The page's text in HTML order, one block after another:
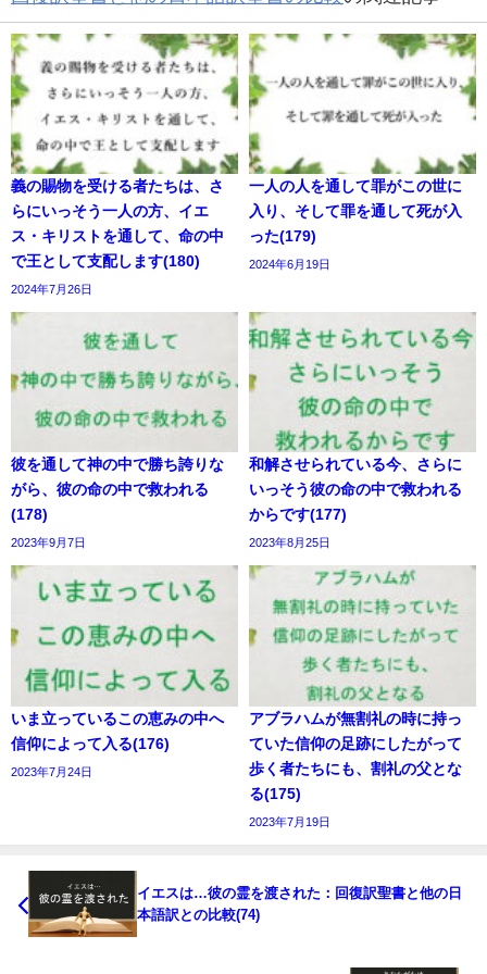
義の賜物を受ける者たちは、さ
らにいっそう一人の方、イエ
ス・キリストを通して、命の中
で王として支配します(180)
2024年7月26日
一人の人を通して罪がこの世に
入り、そして罪を通して死が入
った(179)
2024年6月19日
彼を通して神の中で勝ち誇りな
がら、彼の命の中で救われる
(178)
2023年9月7日
和解させられている今、さらに
いっそう彼の命の中で救われる
からです(177)
2023年8月25日
いま立っているこの恵みの中へ
信仰によって入る(176)
2023年7月24日
アブラハムが無割礼の時に持っ
ていた信仰の足跡にしたがって
歩く者たちにも、割礼の父とな
る(175)
2023年7月19日
イエスは…彼の霊を渡された：回復訳聖書と他の日
本語訳との比較(74)